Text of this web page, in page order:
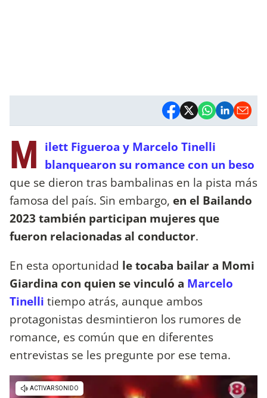
M ilett Figueroa y Marcelo Tinelli
blanquearon su romance con un beso
que se dieron tras bambalinas en la pista más
famosa del país. Sin embargo, en el Bailando
2023 también participan mujeres que
fueron relacionadas al conductor.
En esta oportunidad le tocaba bailar a Momi
Giardina con quien se vinculó a Marcelo
Tinelli tiempo atrás, aunque ambos
protagonistas desmintieron los rumores de
romance, es común que en diferentes
entrevistas se les pregunte por ese tema.